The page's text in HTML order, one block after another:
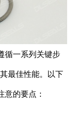
循一系列关键步
最佳性能。以下
的要点：